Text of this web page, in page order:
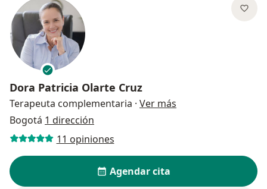
Dora Patricia Olarte Cruz
Terapeuta complementaria · Ver más
Bogotá 1 dirección
11 opiniones
Agendar cita